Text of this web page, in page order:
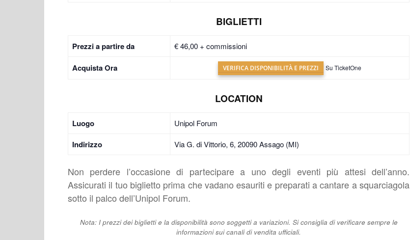
BIGLIETTI
Prezzi a partire da € 46,00 + commissioni
Acquista Ora VERIFICA DISPONIBILITÀ E PREZZI Su TicketOne
LOCATION
Luogo Unipol Forum
Indirizzo Via G. di Vittorio, 6, 20090 Assago (MI)
Non perdere l’occasione di partecipare a uno degli eventi più attesi dell’anno.
Assicurati il tuo biglietto prima che vadano esauriti e preparati a cantare a squarciagola
sotto il palco dell’Unipol Forum.
Nota: I prezzi dei biglietti e la disponibilità sono soggetti a variazioni. Si consiglia di verificare sempre le
informazioni sui canali di vendita ufficiali.